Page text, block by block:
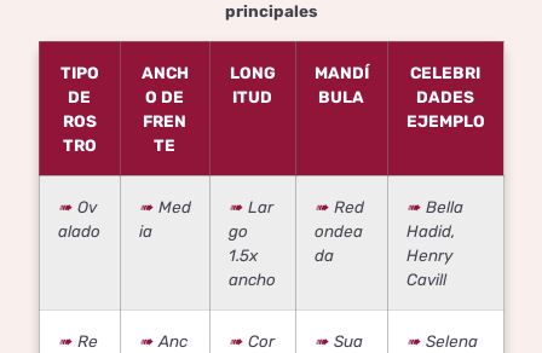
principales
TIPO
DE
ROS
TRO
ANCH
O DE
FREN
TE
LONG
ITUD
MANDÍ
BULA
CELEBRI
DADES
EJEMPLO
Ov
alado
Med
ia
Lar
go
1.5x
ancho
Red
ondea
da
Bella
Hadid,
Henry
Cavill
Re
Anc
Cor
Sua
Selena